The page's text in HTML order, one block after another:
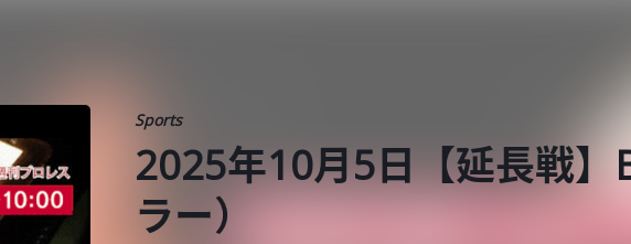
Sports
2025年10月5日【延長戦】
ラー）